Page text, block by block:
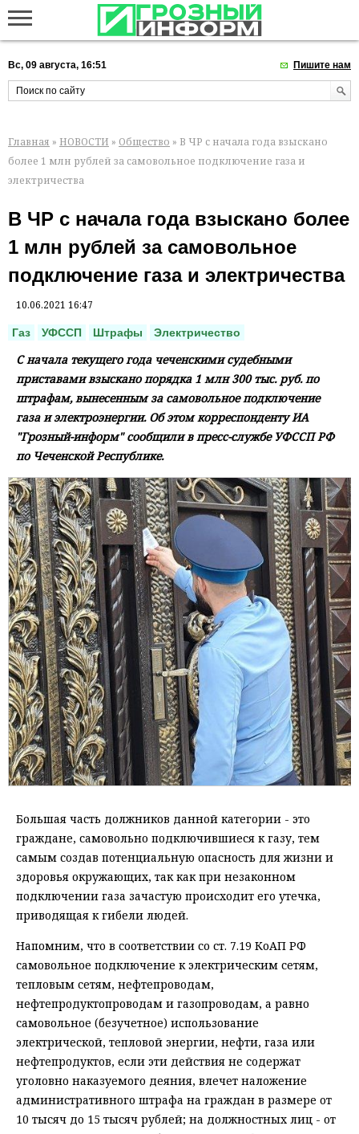
Вс, 09 августа, 16:51 Пишите нам
Главная » НОВОСТИ » Общество » В ЧР с начала года взыскано
более 1 млн рублей за самовольное подключение газа и
электричества
В ЧР с начала года взыскано более
1 млн рублей за самовольное
подключение газа и электричества
10.06.2021 16:47
Газ УФССП Штрафы Электричество
С начала текущего года чеченскими судебными
приставами взыскано порядка 1 млн 300 тыс. руб. по
штрафам, вынесенным за самовольное подключение
газа и электроэнергии. Об этом корреспонденту ИА
"Грозный-информ" сообщили в пресс-службе УФССП РФ
по Чеченской Республике.
Большая часть должников данной категории - это
граждане, самовольно подключившиеся к газу, тем
самым создав потенциальную опасность для жизни и
здоровья окружающих, так как при незаконном
подключении газа зачастую происходит его утечка,
приводящая к гибели людей.
Напомним, что в соответствии со ст. 7.19 КоАП РФ
самовольное подключение к электрическим сетям,
тепловым сетям, нефтепроводам,
нефтепродуктопроводам и газопроводам, а равно
самовольное (безучетное) использование
электрической, тепловой энергии, нефти, газа или
нефтепродуктов, если эти действия не содержат
уголовно наказуемого деяния, влечет наложение
административного штрафа на граждан в размере от
10 тысяч до 15 тысяч рублей; на должностных лиц - от